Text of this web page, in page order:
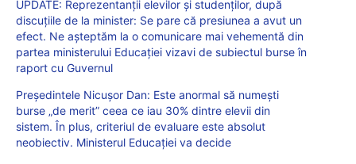
UPDATE: Reprezentanții elevilor și studenților, după
discuțiile de la minister: Se pare că presiunea a avut un
efect. Ne așteptăm la o comunicare mai vehementă din
partea ministerului Educației vizavi de subiectul burse în
raport cu Guvernul
Președintele Nicușor Dan: Este anormal să numești
burse „de merit” ceea ce iau 30% dintre elevii din
sistem. În plus, criteriul de evaluare este absolut
neobiectiv. Ministerul Educației va decide